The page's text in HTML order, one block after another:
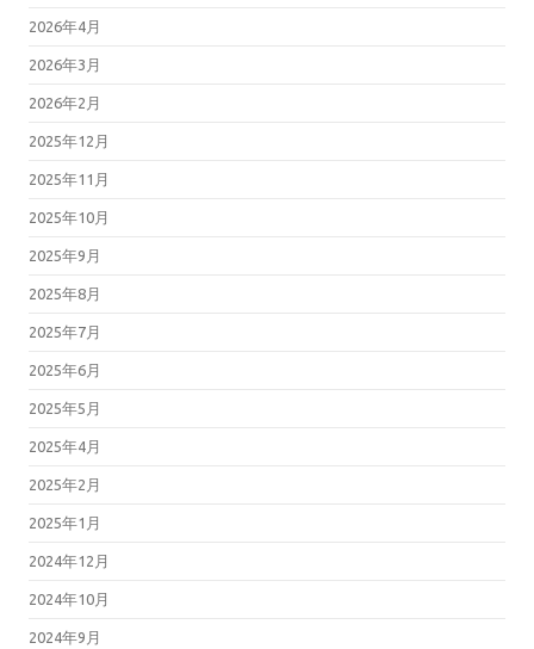
2026年4月
2026年3月
2026年2月
2025年12月
2025年11月
2025年10月
2025年9月
2025年8月
2025年7月
2025年6月
2025年5月
2025年4月
2025年2月
2025年1月
2024年12月
2024年10月
2024年9月